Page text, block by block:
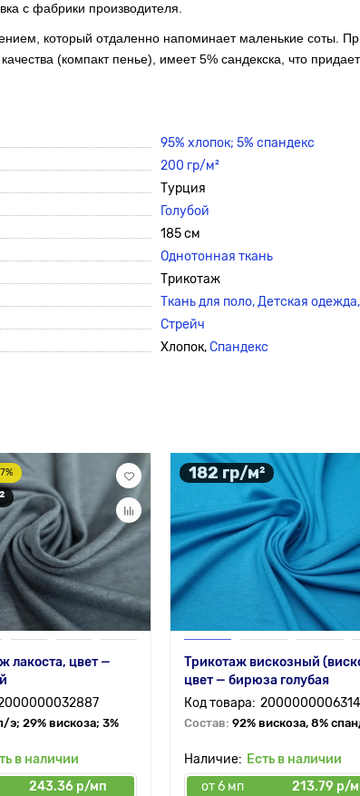
с фабрики производителя.
который отдаленно напоминает маленькие соты.
(компакт пенье), имеет 5% сандекска, что
95% хлопок; 5% спандекс
200 гр/м²
Турция
Голубой
185 см
Однотонная ткань
Трикотаж
Ткань для поло, Детская одежда,
Стрейч
Хлопок,Спандекс
лакоста, цвет —
э; 29% вискоза; 3%
в наличии
243.36 р/мп
182 гр/м²
Трикотаж вискозный
цвет — бирюза голубая
2000000006314
Состав: 92% вискоза, 8%
Есть в наличии
от 6 мп
213.79 р/